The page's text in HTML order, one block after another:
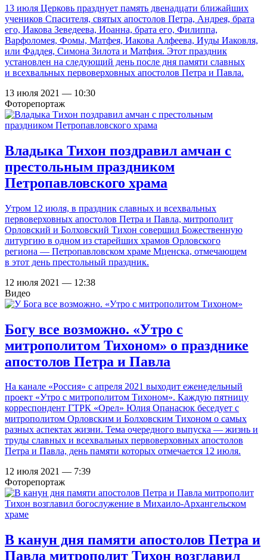
13 июля Церковь празднует память двенадцати ближайших
учеников Спасителя, святых апостолов Петра, Андрея, брата
его, Иакова Зеведеева, Иоанна, брата его, Филиппа,
Варфоломея, Фомы, Матфея, Иакова Алфеева, Иуды Иаковля,
или Фаддея, Симона Зилота и Матфия. Этот праздник
установлен на следующий день после дня памяти славных
и всехвальных первоверховных апостолов Петра и Павла.
13 июля 2021 — 10:30
Фоторепортаж
Владыка Тихон поздравил амчан с
престольным праздником
Петропавловского храма
Утром 12 июля, в праздник славных и всехвальных
первоверховных апостолов Петра и Павла, митрополит
Орловский и Болховский Тихон совершил Божественную
литургию в одном из старейших храмов Орловского
региона — Петропавловском храме Мценска, отмечающем
в этот день престольный праздник.
12 июля 2021 — 12:38
Видео
Богу все возможно. «Утро с
митрополитом Тихоном» о празднике
апостолов Петра и Павла
На канале «Россия» с апреля 2021 выходит еженедельный
проект «Утро с митрополитом Тихоном». Каждую пятницу
корреспондент ГТРК «Орел» Юлия Опанасюк беседует с
митрополитом Орловским и Болховским Тихоном о самых
разных аспектах жизни. Тема очередного выпуска — жизнь и
труды славных и всехвальных первоверховных апостолов
Петра и Павла, день памяти которых отмечается 12 июля.
12 июля 2021 — 7:39
Фоторепортаж
В канун дня памяти апостолов Петра и
Павла митрополит Тихон возглавил